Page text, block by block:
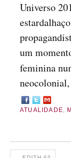
Universo
um
feminina
ATUALIDADE,